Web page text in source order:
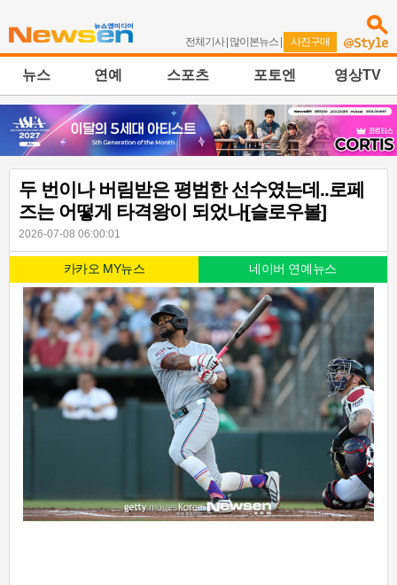
전체기사| 많이본뉴스 | 사진구매
뉴스 연예 스포츠 포토엔 영상TV
두 번이나 버림받은 평범한 선수였는데..로페
즈는 어떻게 타격왕이 되었나[슬로우볼]
2026-07-08 06:00:01
카카오 MY뉴스 네이버 연예뉴스